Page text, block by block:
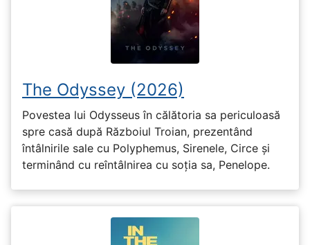
The Odyssey (2026)
Povestea lui Odysseus în călătoria sa periculoasă
spre casă după Războiul Troian, prezentând
întâlnirile sale cu Polyphemus, Sirenele, Circe și
terminând cu reîntâlnirea cu soția sa, Penelope.